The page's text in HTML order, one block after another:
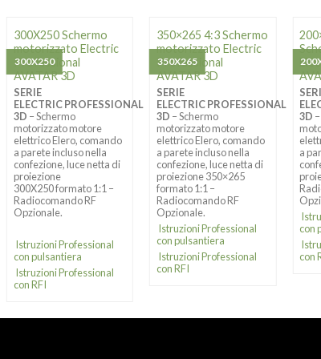
300X250 Schermo
motorizzato Electric
Professional
AVATAR 3D
SERIE
ELECTRIC PROFESSIONAL
3D – Schermo
motorizzato motore
elettrico Elero, comando
a parete incluso nella
confezione, luce netta di
proiezione
300X250 formato 1:1 –
Radiocomando RF
Opzionale.
Istruzioni Professional
con pulsantiera
Istruzioni Professional
con RFI
300X250
350×265 4:3 Schermo
motorizzato Electric
Professional
AVATAR 3D
SERIE
ELECTRIC PROFESSIONAL
3D – Schermo
motorizzato motore
elettrico Elero, comando
a parete incluso nella
confezione, luce netta di
proiezione 350×265
formato 1:1 –
Radiocomando RF
Opzionale.
Istruzioni Professional
con pulsantiera
Istruzioni Professional
con RFI
350X265
3D
a
con
con